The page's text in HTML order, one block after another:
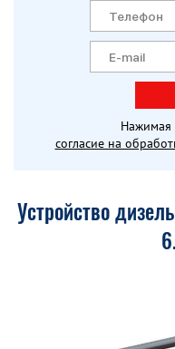
Нажимая
согласие на
Устройство